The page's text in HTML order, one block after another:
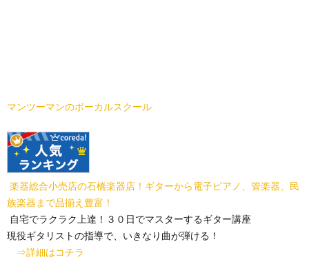
マンツーマンのボーカルスクール
楽器総合小売店の石橋楽器店！ギターから電子ピアノ、管楽器、民
族楽器まで品揃え豊富！
自宅でラクラク上達！３０日でマスターするギター講座
現役ギタリストの指導で、いきなり曲が弾ける！
⇒詳細はコチラ